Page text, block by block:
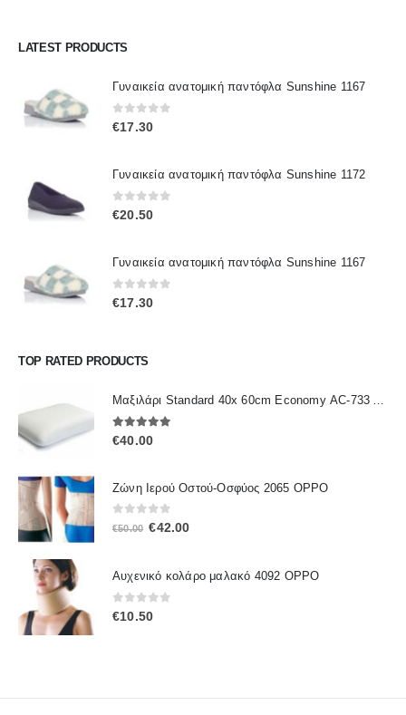
LATEST PRODUCTS
Γυναικεία ανατομική παντόφλα Sunshine 1167
0out of 5
€17.30
Γυναικεία ανατομική παντόφλα Sunshine 1172
0out of 5
€20.50
Γυναικεία ανατομική παντόφλα Sunshine 1167
0out of 5
€17.30
TOP RATED PRODUCTS
Μαξιλάρι Standard 40x 60cm Economy ΑC-733 ALFACARE
5.00out of 5
€40.00
Ζώνη Ιερού Οστού-Οσφύος 2065 OPPO
0out of 5
€50.00 Original
€50.00.
€42.00Η
είναι:
Αυχενικό κολάρο μαλακό 4092 OPPO
0out of 5
€10.50